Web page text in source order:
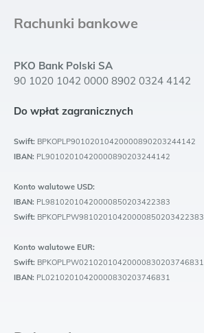
Rachunki bankowe
PKO Bank Polski SA
90 1020 1042 0000 8902 0324 4142
Do wpłat zagranicznych
Swift: BPKOPLP90102010420000890203244142
IBAN: PL90102010420000890203244142
Konto walutowe USD:
IBAN: PL98102010420000850203422383
Swift: BPKOPLPW98102010420000850203422383
Konto walutowe EUR:
Swift: BPKOPLPW02102010420000830203746831
IBAN: PL02102010420000830203746831